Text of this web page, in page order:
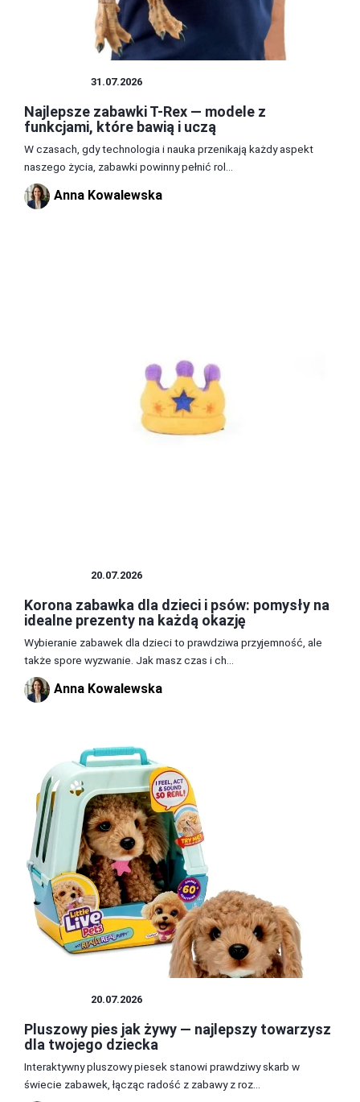
31.07.2026
Najlepsze zabawki T-Rex — modele z
funkcjami, które bawią i uczą
W czasach, gdy technologia i nauka przenikają każdy aspekt
naszego życia, zabawki powinny pełnić rol...
Anna Kowalewska
20.07.2026
Korona zabawka dla dzieci i psów: pomysły na
idealne prezenty na każdą okazję
Wybieranie zabawek dla dzieci to prawdziwa przyjemność, ale
także spore wyzwanie. Jak masz czas i ch...
Anna Kowalewska
20.07.2026
Pluszowy pies jak żywy — najlepszy towarzysz
dla twojego dziecka
Interaktywny pluszowy piesek stanowi prawdziwy skarb w
świecie zabawek, łącząc radość z zabawy z roz...